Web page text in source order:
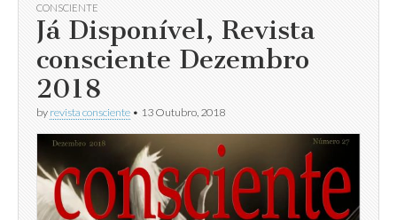
CONSCIENTE
Já Disponível, Revista
consciente Dezembro
2018
by revista consciente • 13 Outubro, 2018